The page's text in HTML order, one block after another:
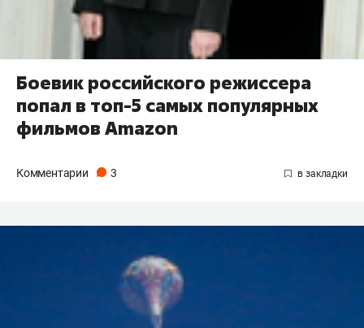
Боевик российского режиссера
попал в топ-5 самых популярных
фильмов Amazon
Комментарии 3